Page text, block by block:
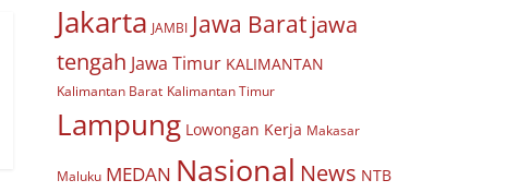
Jakarta JAMBI Jawa Baratjawa
tengah Jawa Timur KALIMANTAN
Kalimantan Barat Kalimantan Timur
Lampung Lowongan Kerja Makasar
Maluku MEDAN Nasional News NTB